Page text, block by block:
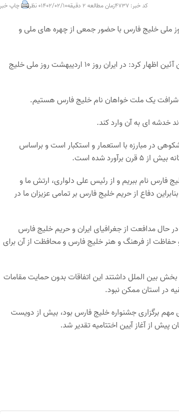
کد خبر: 4737 زمان مطالعه 2 دقیقه 1402/02/100 نظر چاپ خبر
ملی خلیج فارس با حضور جمعی از چهره های ملی و
به گزارش هرمزگان من، اسمعیل جهانگیری مدیرکل فرهنگ و ارشاد اسلامی هرمزگان در این آئین اظهار کرد: در ایران روز 10 اردیبهشت روز ملی خلیج
شرافت یک ملت خواهان نام خلیج فارس هستیم.
خدشه ای به آن وارد کند.
در مبارزه با استعمار و استکبار است و براساس
شده است.
فارس نام ببریم و از رئیس علی دلواری، ارتش ما و
دفاع از حریم خلیج فارس بر تمامی عزیزان ما در
حال مدافعت از جغرافیای ایران و حریم خلیج فارس
از فرهنگ و هنر خلیج فارس و محافظت از آن برای
بخش بین الملل داشتند این اتفاقات بدون حمایت مقامات
در استان ممکن نبود.
مهم برگزاری جشنواره خلیج فارس بود، بیش از دویست
پیش از آغاز آیین اختتامیه تقدیر شد.